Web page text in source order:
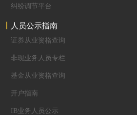
纠纷调节平台
人员公示指南
证券从业资格查询
非现业务人员专栏
基金从业资格查询
开户指南
IB业务人员公示